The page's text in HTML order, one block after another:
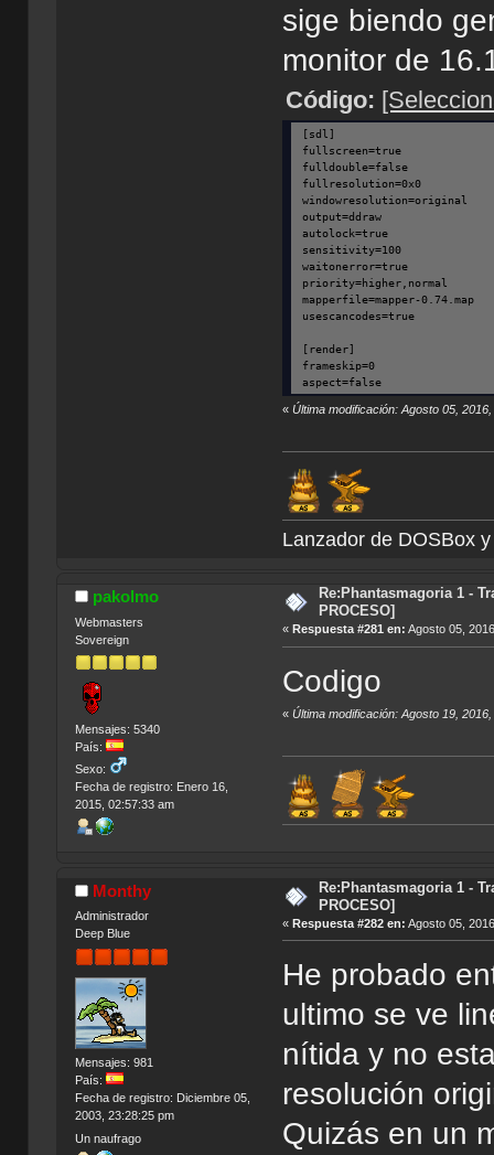
sige biendo
monitor de
Código:
[sdl]
fullscreen=true
fulldouble=false
fullresolution=0x0
windowresolution=original
output=ddraw
autolock=true
sensitivity=100
waitonerror=true
priority=higher,normal
mapperfile=mapper-0.74.map
usescancodes=true
[render]
frameskip=0
aspect=false
scaler=normal2x
«Última modificación: Agosto 05,
Lanzador de DOSBox
pakolmo
Webmasters
Sovereign
Mensajes: 5340
País:
Sexo:
Fecha de registro: Enero 16,
2015, 02:57:33 am
Re:Phantasmagoria 1 -
PROCESO]
« Respuesta #281 en: Agosto 05,
Codigo
«Última modificación: Agosto 19,
Monthy
Administrador
Deep Blue
Mensajes: 981
País:
Fecha de registro: Diciembre 05,
2003, 23:28:25 pm
Un naufrago
Re:Phantasmagoria 1 -
PROCESO]
«Respuesta #282 en: Agosto 05,
He probado
ultimo se ve
nítida y no
resolución
Quizás en un